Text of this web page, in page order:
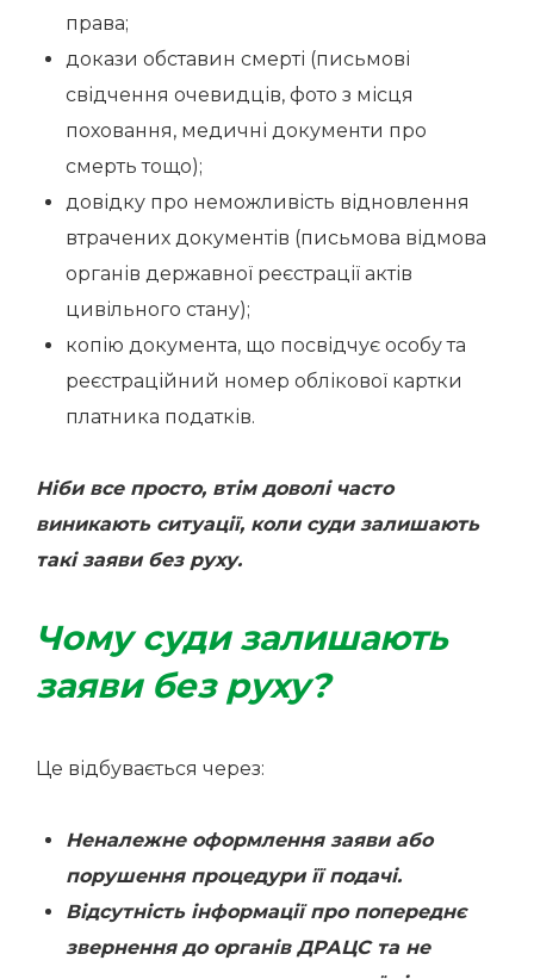
права;
докази обставин смерті (письмові
свідчення очевидців, фото з місця
поховання, медичні документи про
смерть тощо);
довідку про неможливість відновлення
втрачених документів (письмова відмова
органів державної реєстрації актів
цивільного стану);
копію документа, що посвідчує особу та
реєстраційний номер облікової картки
платника податків.
Ніби все просто, втім доволі часто
виникають ситуації, коли суди залишають
такі заяви без руху.
Чому суди залишають
заяви без руху?
Це відбувається через:
Неналежне оформлення заяви або
порушення процедури її подачі.
Відсутність інформації про попереднє
звернення до органів ДРАЦС та не